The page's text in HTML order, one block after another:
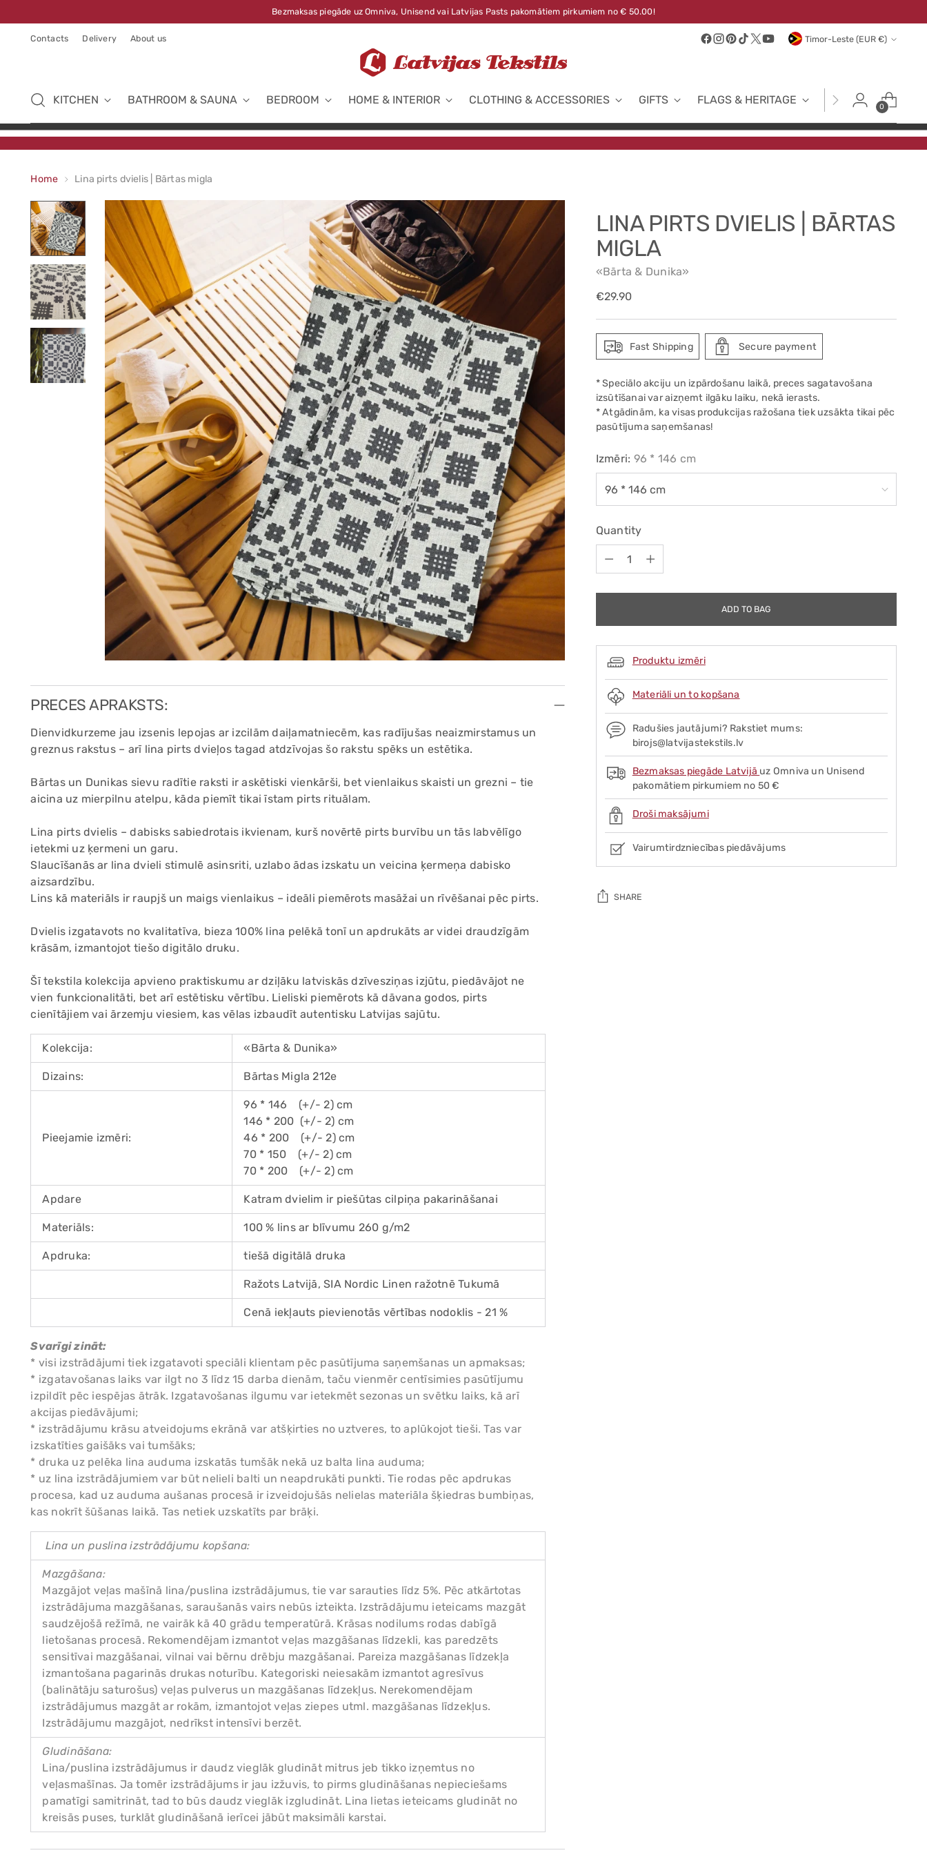
Bezmaksas piegāde uz Omniva, Unisend vai Latvijas Pasts pakomātiem pirkumiem no € 50.00!
Contacts Delivery About us Currency Timor-Leste (EUR €)
KITCHEN BATHROOM & SAUNA BEDROOM HOME & INTERIOR CLOTHING & ACCESSORIES GIFTS FLAGS & HERITAGE FABRICS
0
Home Lina pirts dvielis | Bārtas migla
PRECES APRAKSTS:
Dienvidkurzeme jau izsenis lepojas ar izcilām daiļamatniecēm, kas radījušas neaizmirstamus un
greznus rakstus – arī lina pirts dvieļos tagad atdzīvojas šo rakstu spēks un estētika.
Bārtas un Dunikas sievu radītie raksti ir askētiski vienkārši, bet vienlaikus skaisti un grezni – tie
aicina uz mierpilnu atelpu, kāda piemīt tikai īstam pirts rituālam.
Lina pirts dvielis – dabisks sabiedrotais ikvienam, kurš novērtē pirts burvību un tās labvēlīgo
ietekmi uz ķermeni un garu.
Slaucīšanās ar lina dvieli stimulē asinsriti, uzlabo ādas izskatu un veicina ķermeņa dabisko
aizsardzību.
Lins kā materiāls ir raupjš un maigs vienlaikus – ideāli piemērots masāžai un rīvēšanai pēc pirts.
Dvielis izgatavots no kvalitatīva, bieza 100% lina pelēkā tonī un apdrukāts ar videi draudzīgām
krāsām, izmantojot tiešo digitālo druku.
Šī tekstila kolekcija apvieno praktiskumu ar dziļāku latviskās dzīvesziņas izjūtu, piedāvājot ne
vien funkcionalitāti, bet arī estētisku vērtību. Lieliski piemērots kā dāvana godos, pirts
cienītājiem vai ārzemju viesiem, kas vēlas izbaudīt autentisku Latvijas sajūtu.
Kolekcija: «Bārta & Dunika»
Dizains: Bārtas Migla 212e
Pieejamie izmēri:
96 * 146 (+/- 2) cm
146 * 200 (+/- 2) cm
46 * 200 (+/- 2) cm
70 * 150 (+/- 2) cm
70 * 200 (+/- 2) cm
Apdare Katram dvielim ir piešūtas cilpiņa pakarināšanai
Materiāls: 100 % lins ar blīvumu 260 g/m2
Apdruka: tiešā digitālā druka
Ražots Latvijā, SIA Nordic Linen ražotnē Tukumā
Cenā iekļauts pievienotās vērtības nodoklis - 21 %
Svarīgi zināt:
* visi izstrādājumi tiek izgatavoti speciāli klientam pēc pasūtījuma saņemšanas un apmaksas;
* izgatavošanas laiks var ilgt no 3 līdz 15 darba dienām, taču vienmēr centīsimies pasūtījumu
izpildīt pēc iespējas ātrāk. Izgatavošanas ilgumu var ietekmēt sezonas un svētku laiks, kā arī
akcijas piedāvājumi;
* izstrādājumu krāsu atveidojums ekrānā var atšķirties no uztveres, to aplūkojot tieši. Tas var
izskatīties gaišāks vai tumšāks;
* druka uz pelēka lina auduma izskatās tumšāk nekā uz balta lina auduma;
* uz lina izstrādājumiem var būt nelieli balti un neapdrukāti punkti. Tie rodas pēc apdrukas
procesa, kad uz auduma aušanas procesā ir izveidojušās nelielas materiāla šķiedras bumbiņas,
kas nokrīt šūšanas laikā. Tas netiek uzskatīts par brāķi.
Lina un puslina izstrādājumu kopšana:
Mazgāšana:
Mazgājot veļas mašīnā lina/puslina izstrādājumus, tie var sarauties līdz 5%. Pēc atkārtotas
izstrādājuma mazgāšanas, saraušanās vairs nebūs izteikta. Izstrādājumu ieteicams mazgāt
saudzējošā režīmā, ne vairāk kā 40 grādu temperatūrā. Krāsas nodilums rodas dabīgā
lietošanas procesā. Rekomendējam izmantot veļas mazgāšanas līdzekli, kas paredzēts
sensitīvai mazgāšanai, vilnai vai bērnu drēbju mazgāšanai. Pareiza mazgāšanas līdzekļa
izmantošana pagarinās drukas noturību. Kategoriski neiesakām izmantot agresīvus
(balinātāju saturošus) veļas pulverus un mazgāšanas līdzekļus. Nerekomendējam
izstrādājumus mazgāt ar rokām, izmantojot veļas ziepes utml. mazgāšanas līdzekļus.
Izstrādājumu mazgājot, nedrīkst intensīvi berzēt.
Gludināšana:
Lina/puslina izstrādājumus ir daudz vieglāk gludināt mitrus jeb tikko izņemtus no
veļasmašīnas. Ja tomēr izstrādājums ir jau izžuvis, to pirms gludināšanas nepieciešams
pamatīgi samitrināt, tad to būs daudz vieglāk izgludināt. Lina lietas ieteicams gludināt no
kreisās puses, turklāt gludināšanā ierīcei jābūt maksimāli karstai.
LINA PIRTS DVIELIS | BĀRTAS
MIGLA
«Bārta & Dunika»
Regular
€29.90
Fast Shipping Secure payment
* Speciālo akciju un izpārdošanu laikā, preces sagatavošana
izsūtīšanai var aizņemt ilgāku laiku, nekā ierasts.
* Atgādinām, ka visas produkcijas ražošana tiek uzsākta tikai pēc
pasūtījuma saņemšanas!
Izmēri: 96 * 146 cm
Quantity
Quantity
ADD TO BAG
Produktu izmēri
Materiāli un to kopšana
Radušies jautājumi? Rakstiet mums:
birojs@latvijastekstils.lv
Bezmaksas piegāde Latvijā uz Omniva un Unisend
pakomātiem pirkumiem no 50 €
Droši maksājumi
Vairumtirdzniecības piedāvājums
SHARE